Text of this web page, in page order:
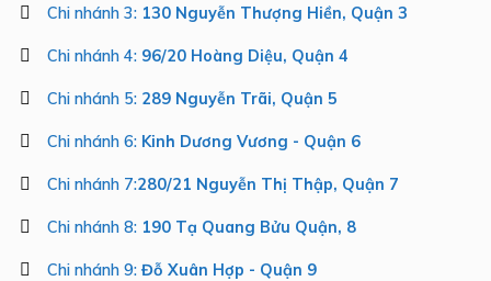
Chi nhánh 3: 130 Nguyễn Thượng Hiền, Quận 3
Chi nhánh 4: 96/20 Hoàng Diệu, Quận 4
Chi nhánh 5: 289 Nguyễn Trãi, Quận 5
Chi nhánh 6: Kinh Dương Vương - Quận 6
Chi nhánh 7:280/21 Nguyễn Thị Thập, Quận 7
Chi nhánh 8: 190 Tạ Quang Bửu Quận, 8
Chi nhánh 9: Đỗ Xuân Hợp - Quận 9